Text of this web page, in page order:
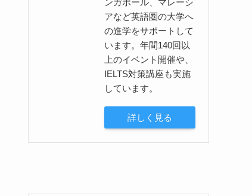
アなど英語圏の大学へ
の進学をサポートして
います。年間140回以
上のイベント開催や、
IELTS対策講座も実施
しています。
詳しく見る